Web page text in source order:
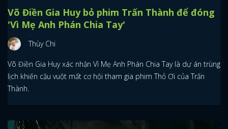
Võ Điền Gia Huy bỏ phim Trấn Thành để đóng
'Vì Mẹ Anh Phán Chia Tay'
Thùy Chi
Võ Điền Gia Huy xác nhận Vì Mẹ Anh Phán Chia Tay là dự án trùng
lịch khiến cậu vuột mất cơ hội tham gia phim Thỏ Ơi của Trấn
Thành.